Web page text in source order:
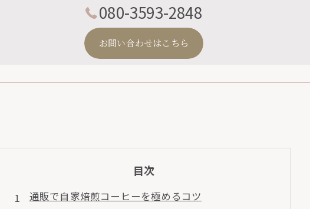
080-3593-2848
お問い合わせはこちら
目次
通販で自家焙煎コーヒーを極めるコツ